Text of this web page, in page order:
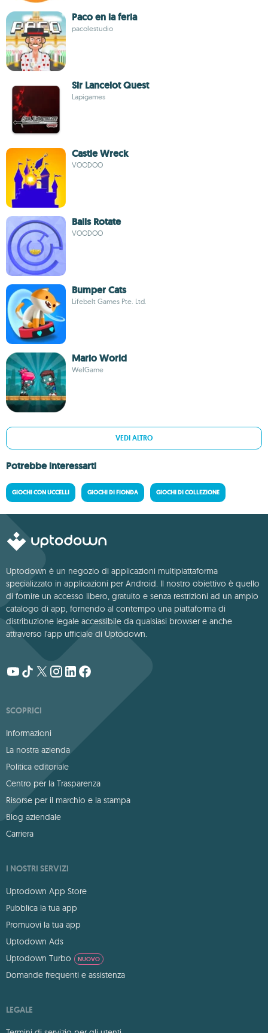
Paco en la feria
pacolestudio
Sir Lancelot Quest
Lapigames
Castle Wreck
VOODOO
Balls Rotate
VOODOO
Bumper Cats
Lifebelt Games Pte. Ltd.
Mario World
WelGame
VEDI ALTRO
Potrebbe interessarti
GIOCHI CON UCCELLI GIOCHI DI FIONDA GIOCHI DI COLLEZIONE
Uptodown è un negozio di applicazioni multipiattaforma
specializzato in applicazioni per Android. Il nostro obiettivo è quello
di fornire un accesso libero, gratuito e senza restrizioni ad un ampio
catalogo di app, fornendo al contempo una piattaforma di
distribuzione legale accessibile da qualsiasi browser e anche
attraverso l'app ufficiale di Uptodown.
SCOPRICI
Informazioni
La nostra azienda
Politica editoriale
Centro per la Trasparenza
Risorse per il marchio e la stampa
Blog aziendale
Carriera
I NOSTRI SERVIZI
Uptodown App Store
Pubblica la tua app
Promuovi la tua app
Uptodown Ads
Uptodown Turbo
NUOVO
Domande frequenti e assistenza
LEGALE